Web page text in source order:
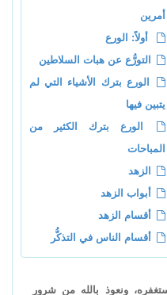
أمرين
أولاً: الورع
التورُّع عن هبات السلاطين
الورع بترك الأشياء التي لم
يتبين فيها
الورع بترك الكثير من
المباحات
الزهد
أبواب الزهد
أقسام الزهد
أقسام الناس في التذكُّر
ونعوذ بالله من شرور